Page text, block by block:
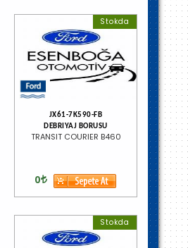
Stokda
JX61-7K590-FB
DEBRIYAJ BORUSU
TRANSIT COURIER B460
0
Stokda